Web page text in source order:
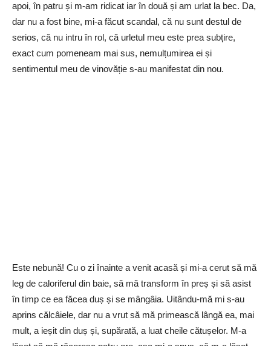
apoi, în patru și m-am ridicat iar în două și am urlat la bec. Da,
dar nu a fost bine, mi-a făcut scandal, că nu sunt destul de
serios, că nu intru în rol, că urletul meu este prea subțire,
exact cum pomeneam mai sus, nemulțumirea ei și
sentimentul meu de vinovăție s-au manifestat din nou.
Este nebună! Cu o zi înainte a venit acasă și mi-a cerut să mă
leg de caloriferul din baie, să mă transform în preș și să asist
în timp ce ea făcea duș și se mângâia. Uitându-mă mi s-au
aprins călcâiele, dar nu a vrut să mă primească lângă ea, mai
mult, a ieșit din duș și, supărată, a luat cheile cătușelor. M-a